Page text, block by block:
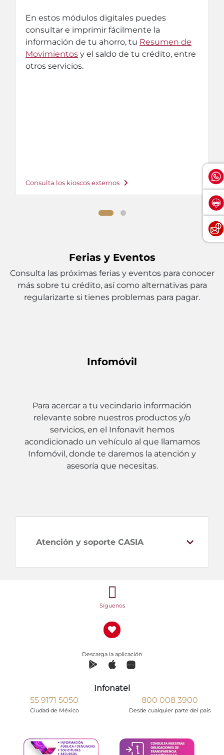
En estos módulos digitales puedes
consultar e imprimir fácilmente la
información de tu ahorro, tu Resumen de
Movimientos y el saldo de tu crédito, entre
otros servicios.
Consulta los kioscos externos
Ferias y Eventos
Consulta las próximas ferias y eventos para conocer
más sobre tu crédito, así como alternativas para
regularizarte si tienes problemas para pagar.
Infomóvil
Para acercar a tu vecindario información
relevante sobre nuestros productos y/o
servicios, en el Infonavit hemos
acondicionado un vehículo al que llamamos
Infomóvil, donde te daremos la atención y
asesoría que necesitas.
Atención y soporte CASIA
Síguenos
Descarga la aplicación
Infonatel
55 9171 5050
Ciudad de México
800 008 3900
Desde cualquier parte del país